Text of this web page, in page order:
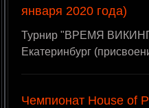
января 2020 года)
Турнир "ВРЕМЯ
Екатеринбург
Чемпионат House of